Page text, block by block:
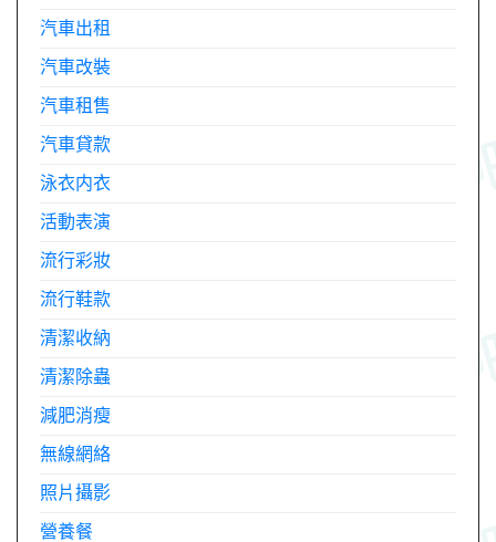
汽車出租
汽車改裝
汽車租售
汽車貸款
泳衣内衣
活動表演
流行彩妝
流行鞋款
清潔收納
清潔除蟲
減肥消瘦
無線網絡
照片攝影
營養餐